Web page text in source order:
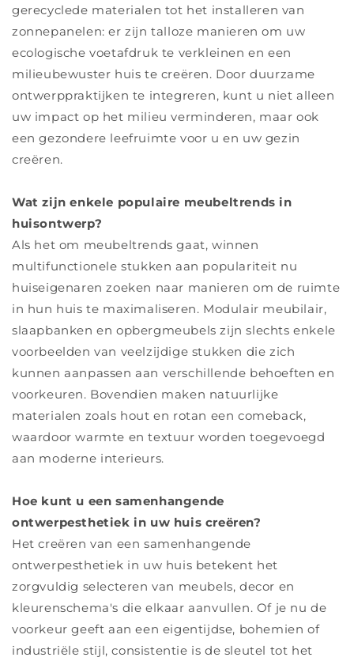
gerecyclede materialen tot het installeren van
zonnepanelen: er zijn talloze manieren om uw
ecologische voetafdruk te verkleinen en een
milieubewuster huis te creëren. Door duurzame
ontwerppraktijken te integreren, kunt u niet alleen
uw impact op het milieu verminderen, maar ook
een gezondere leefruimte voor u en uw gezin
creëren.
Wat zijn enkele populaire meubeltrends in
huisontwerp?
Als het om meubeltrends gaat, winnen
multifunctionele stukken aan populariteit nu
huiseigenaren zoeken naar manieren om de ruimte
in hun huis te maximaliseren. Modulair meubilair,
slaapbanken en opbergmeubels zijn slechts enkele
voorbeelden van veelzijdige stukken die zich
kunnen aanpassen aan verschillende behoeften en
voorkeuren. Bovendien maken natuurlijke
materialen zoals hout en rotan een comeback,
waardoor warmte en textuur worden toegevoegd
aan moderne interieurs.
Hoe kunt u een samenhangende
ontwerpesthetiek in uw huis creëren?
Het creëren van een samenhangende
ontwerpesthetiek in uw huis betekent het
zorgvuldig selecteren van meubels, decor en
kleurenschema's die elkaar aanvullen. Of je nu de
voorkeur geeft aan een eigentijdse, bohemien of
industriële stijl, consistentie is de sleutel tot het